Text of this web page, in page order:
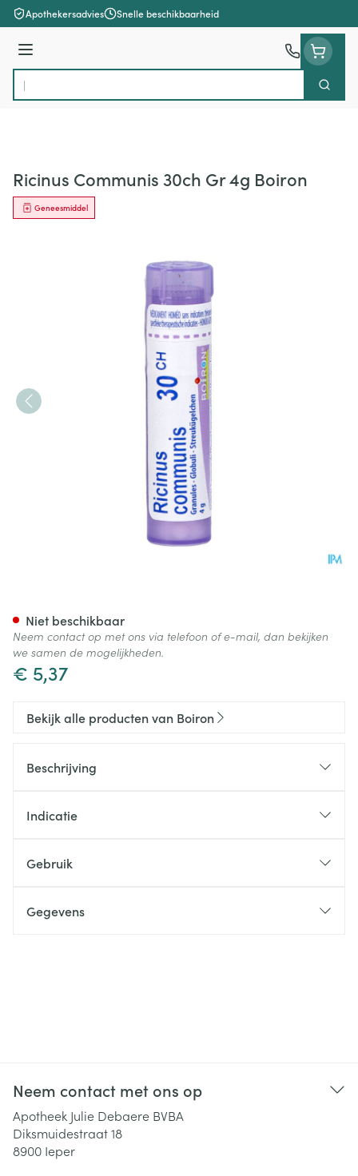
Ga naar de inhoud
Apothekersadvies Snelle beschikbaarheid
Menu
Product, merk, categorie...
Zoek
Ricinus Communis 30ch Gr 4g Boiron
Geneesmiddel
€ 5,37
Niet beschikbaar
Neem contact op met ons via telefoon of e-mail, dan bekijken
we samen de mogelijkheden.
Bekijk alle producten van Boiron
Beschrijving
Indicatie
Gebruik
Gegevens
Neem contact met ons op
Apotheek Julie Debaere BVBA
Diksmuidestraat 18
8900 Ieper